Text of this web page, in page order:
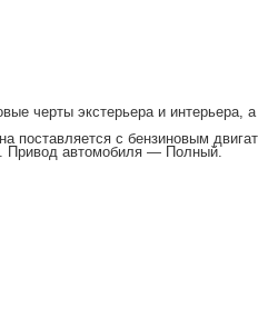
черты экстерьера и интерьера,
поставляется с бензиновым
Привод автомобиля — Полный.